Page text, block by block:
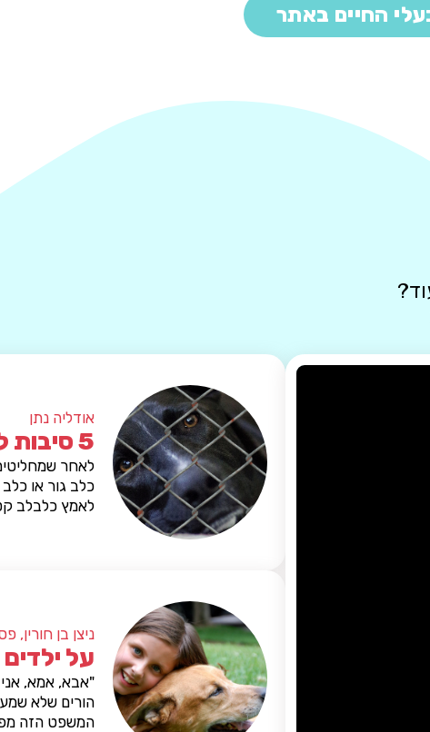
החיים באתר
אודליה נתן
5 סיבות לאמץ כלב בוגר
לאחר
כלב גור או
לאמץ כלבלב
ניצן בן חורין,
על ילדים
"אבא, אמא,
הורים שלא
המשפט הזה